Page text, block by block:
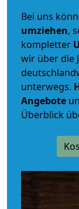
Bei uns
umziehen,
kompletter
wir über die
unterwegs.
Angebote
Überblick